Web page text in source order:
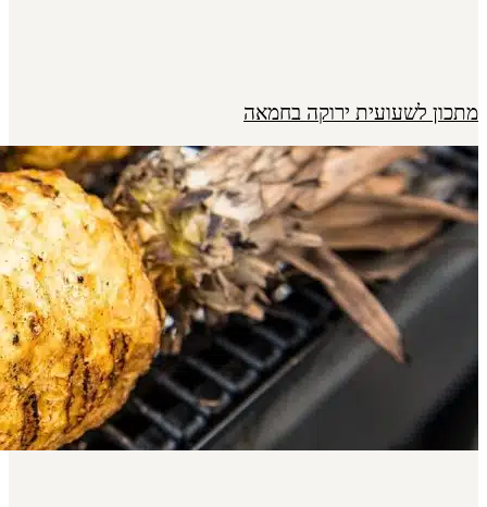
מתכון לשעועית ירוקה בחמאה